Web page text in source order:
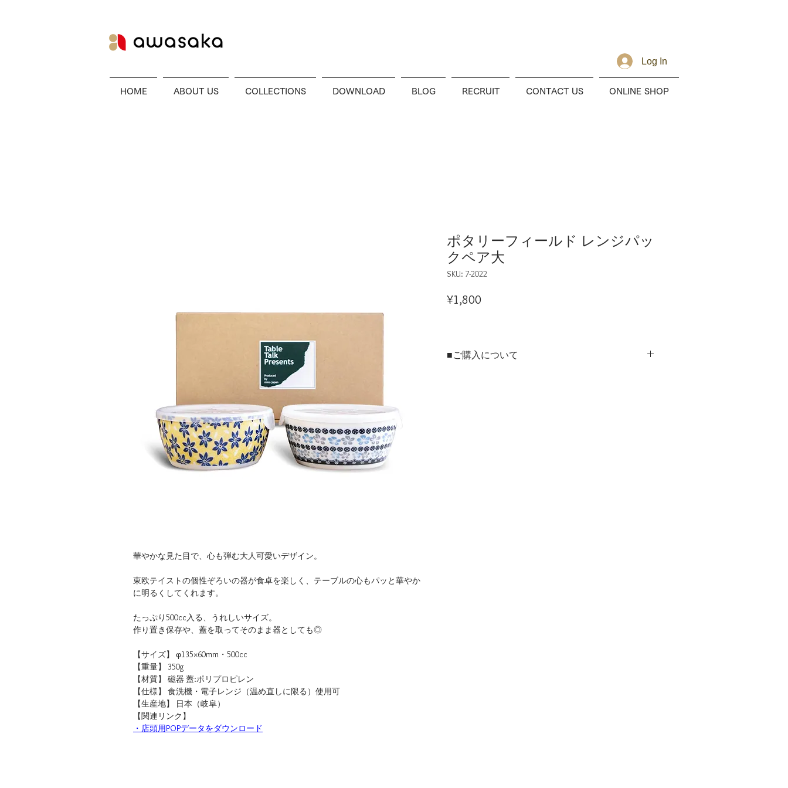
Log In
HOME ABOUT US COLLECTIONS DOWNLOAD BLOG RECRUIT CONTACT US ONLINE SHOP
華やかな見た目で、心も弾む大人可愛いデザイン。
東欧テイストの個性ぞろいの器が食卓を楽しく、テーブルの心もパッと華やか
に明るくしてくれます。
たっぷり500cc入る、うれしいサイズ。
作り置き保存や、蓋を取ってそのまま器としても◎
【サイズ】 φ135×60mm・500cc
【重量】 350g
【材質】 磁器 蓋:ポリプロピレン
【仕様】 食洗機・電子レンジ（温め直しに限る）使用可
【生産地】 日本（岐阜）
【関連リンク】
・店頭用POPデータをダウンロード
ポタリーフィールド レンジパッ
クペア大
SKU: 7-2022
¥1,800
■ご購入について